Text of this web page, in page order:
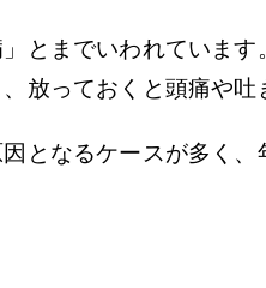
とまでいわれています
放っておくと頭痛や吐
となるケースが多く、